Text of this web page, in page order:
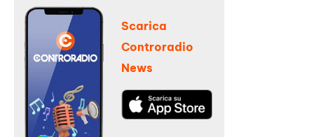
Scarica
Controradio
News